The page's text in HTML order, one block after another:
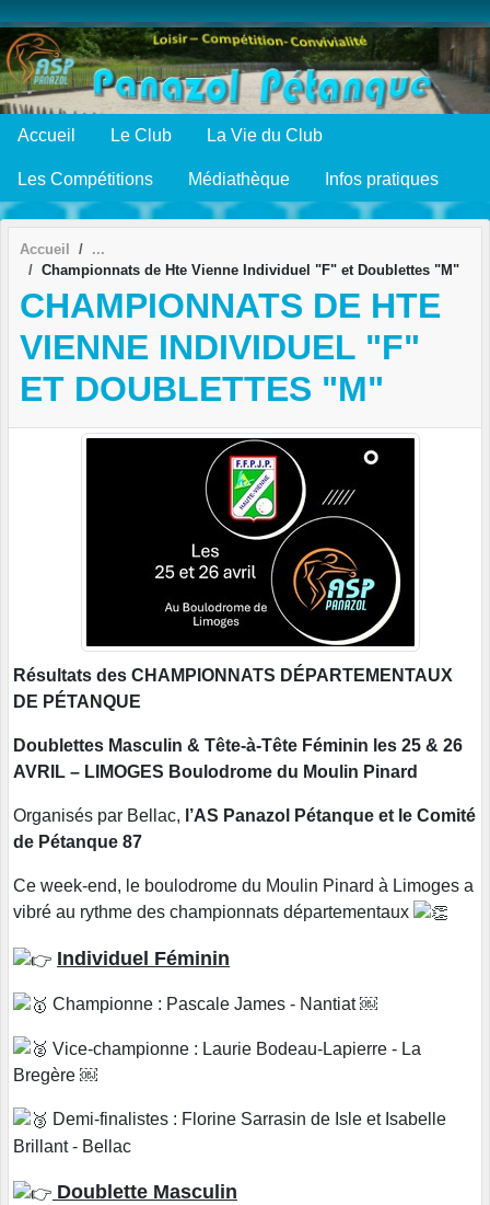
Accueil Le Club La Vie du Club
Les Compétitions Médiathèque Infos pratiques
Accueil
Championnats de Hte Vienne Individuel "F" et Doublettes "M"
CHAMPIONNATS DE HTE
VIENNE INDIVIDUEL "F"
ET DOUBLETTES "M"
Résultats des CHAMPIONNATS DÉPARTEMENTAUX
DE PÉTANQUE
Doublettes Masculin & Tête-à-Tête Féminin les 25 & 26
AVRIL – LIMOGES Boulodrome du Moulin Pinard
Organisés par Bellac, l’AS Panazol Pétanque et le Comité
de Pétanque 87
Ce week-end, le boulodrome du Moulin Pinard à Limoges a
vibré au rythme des championnats départementaux
Individuel Féminin
Championne : Pascale James - Nantiat ￼
Vice-championne : Laurie Bodeau-Lapierre - La
Bregère ￼
Demi-finalistes : Florine Sarrasin de Isle et Isabelle
Brillant - Bellac
Doublette Masculin